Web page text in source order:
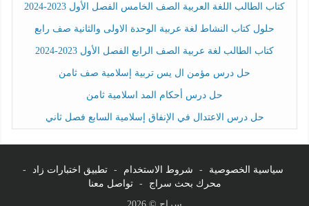
كتاب الطالب اللغة العربية الصف الخامس الفصل الأول 2023-2024
حلول كتاب النشاط لغة عربية الوحدة الاولى والثانية صف رابع
كتاب الطالب لغة عربية الصف الرابع الفصل الأول 2023-2024
حل درس مؤمن ال يس تربية إسلامية صف ثامن
حل درس أحكام المد اسلامية ثامن
حل درس الاعتدال في الإنفاق إسلامية السابع فصل ثاني
سياسية الخصوصية - شروط الاستخدام - تطبيق اختبارات زاد
-
محرك بحث سراج
-
تواصل معنا